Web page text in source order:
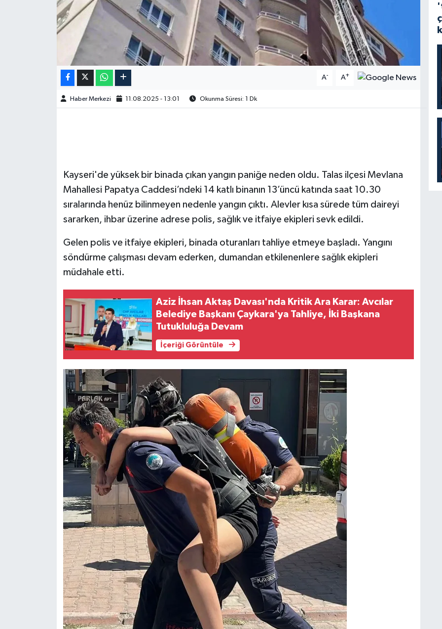
A- A+
Haber Merkezi 11.08.2025 - 13:01 Okunma Süresi: 1 Dk
Kayseri'de yüksek bir binada çıkan yangın paniğe neden oldu. Talas ilçesi Mevlana
Mahallesi Papatya Caddesi’ndeki 14 katlı binanın 13’üncü katında saat 10.30
sıralarında henüz bilinmeyen nedenle yangın çıktı. Alevler kısa sürede tüm daireyi
sararken, ihbar üzerine adrese polis, sağlık ve itfaiye ekipleri sevk edildi.
Gelen polis ve itfaiye ekipleri, binada oturanları tahliye etmeye başladı. Yangını
söndürme çalışması devam ederken, dumandan etkilenenlere sağlık ekipleri
müdahale etti.
Aziz İhsan Aktaş Davası'nda Kritik Ara Karar: Avcılar
Belediye Başkanı Çaykara'ya Tahliye, İki Başkana
Tutukluluğa Devam
İçeriği Görüntüle